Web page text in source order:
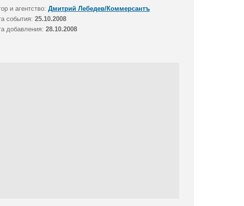
и агентство: Дмитрий Лебедев/Коммерсантъ
события: 25.10.2008
добавления: 28.10.2008